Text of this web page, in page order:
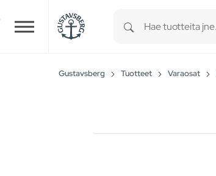
Skip to main content
Gustavsberg Tuotteet Varaosat